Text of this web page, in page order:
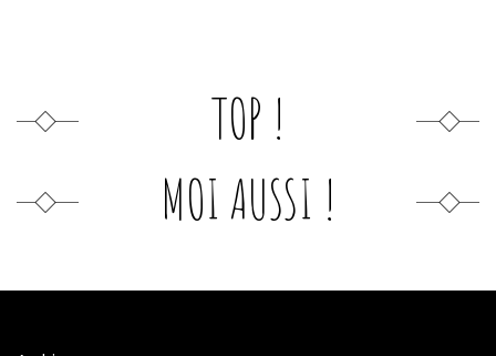
TOP !
MOI AUSSI !